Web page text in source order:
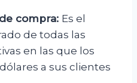
compra: Es el
de todas las
en las que los
a sus clientes